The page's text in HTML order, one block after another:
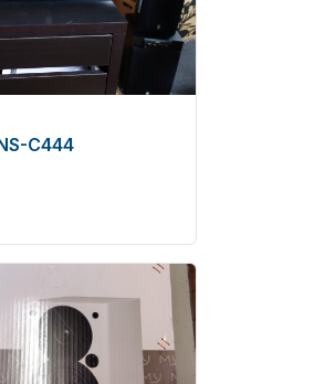
C444